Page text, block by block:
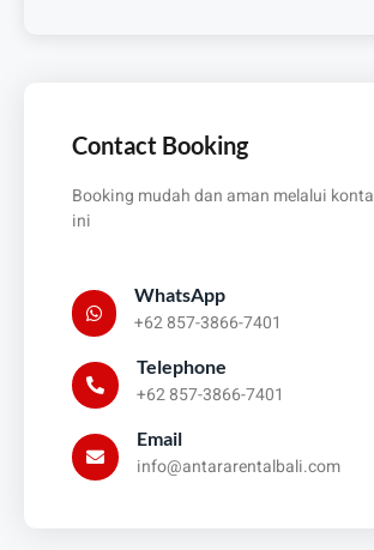
Contact Booking
Booking mudah dan aman melalui
ini
WhatsApp
+62 857-3866-7401
Telephone
+62 857-3866-7401
Email
info@antararentalbali.com